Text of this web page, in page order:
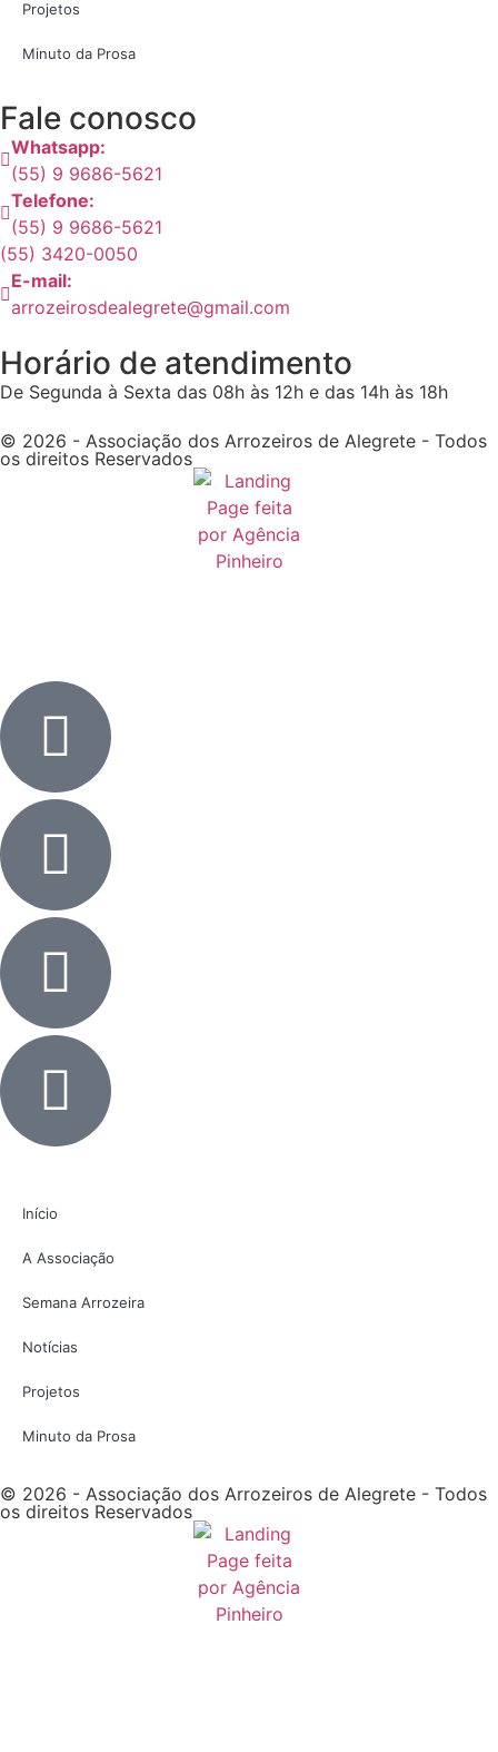
Projetos
Minuto da Prosa
Fale conosco
Whatsapp:
(55) 9 9686-5621
Telefone:
(55) 9 9686-5621
(55) 3420-0050
E-mail:
arrozeirosdealegrete@gmail.com
Horário de atendimento
De Segunda à Sexta das 08h às 12h e das 14h às 18h
© 2026 - Associação dos Arrozeiros de Alegrete - Todos
os direitos Reservados
Início
A Associação
Semana Arrozeira
Notícias
Projetos
Minuto da Prosa
© 2026 - Associação dos Arrozeiros de Alegrete - Todos
os direitos Reservados